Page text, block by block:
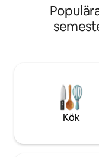
bästa
Independence Hall,
Street Pier och
närliggande
➢Delad takterrass
➢Arbetsyta
boendet
Kök